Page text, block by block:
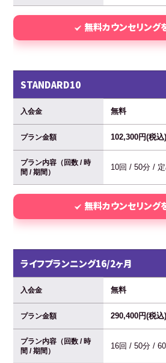
無料カウンセリング
STANDARD10
入会金 無料
プラン金額 102,300円(税込)
プラン内容（回数 / 時
間 / 期間）
10回 / 50分 /
無料カウンセリング
ライフプランニング16/2ヶ月
入会金 無料
プラン金額 290,400円(税込)
プラン内容（回数 / 時
間 / 期間）
16回 / 50分 / 60